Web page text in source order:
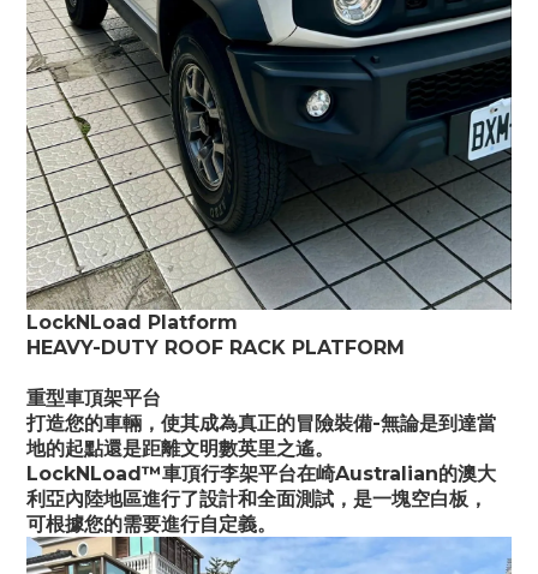
LockNLoad Platform
HEAVY-DUTY ROOF RACK PLATFORM
重型車頂架平台
打造您的車輛，使其成為真正的冒險裝備-無論是到達當
地的起點還是距離文明數英里之遙。
LockNLoad™車頂行李架平台在崎Australian的澳大
利亞內陸地區進行了設計和全面測試，是一塊空白板，
可根據您的需要進行自定義。